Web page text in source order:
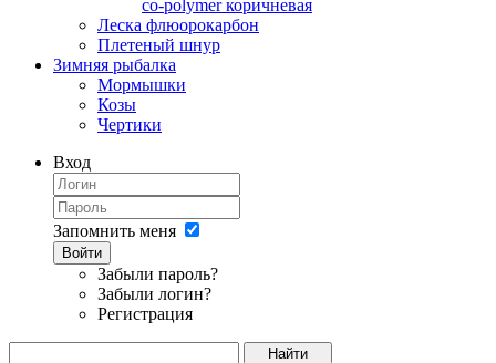
co-polymer коричневая
Леска флюорокарбон
Плетеный шнур
Зимняя рыбалка
Мормышки
Козы
Чертики
Вход
Запомнить меня
Войти
Забыли пароль?
Забыли логин?
Регистрация